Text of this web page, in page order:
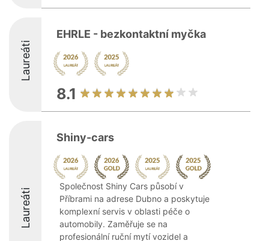
Laureáti
EHRLE - bezkontaktní myčka
8.1
Laureáti
Shiny-cars
Společnost Shiny Cars působí v
Příbrami na adrese Dubno a poskytuje
komplexní servis v oblasti péče o
automobily. Zaměřuje se na
profesionální ruční mytí vozidel a